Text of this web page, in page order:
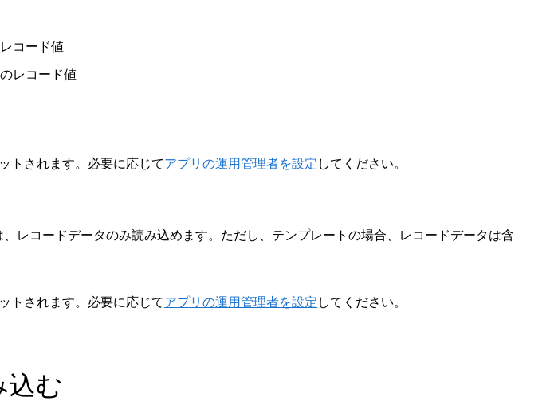
コード値
レコード値
トされます。必要に応じてアプリの運用管理者を設定 してください。
レコードデータのみ読み込めます。ただし、テンプレートの場合、レコードデータは含
トされます。必要に応じてアプリの運用管理者を設定 してください。
込む